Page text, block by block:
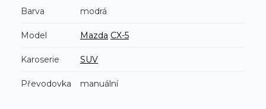
Barva modrá
Model Mazda CX-5
Karoserie SUV
Převodovka manuální